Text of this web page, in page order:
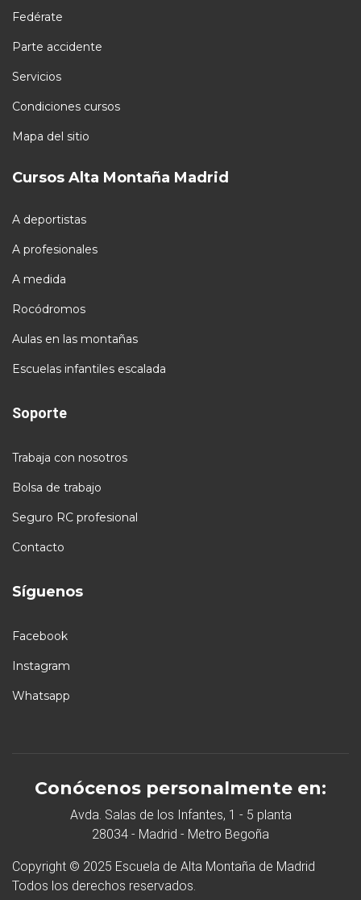
Fedérate
Parte accidente
Servicios
Condiciones cursos
Mapa del sitio
Cursos Alta Montaña Madrid
A deportistas
A profesionales
A medida
Rocódromos
Aulas en las montañas
Escuelas infantiles escalada
Soporte
Trabaja con nosotros
Bolsa de trabajo
Seguro RC profesional
Contacto
Síguenos
Facebook
Instagram
Whatsapp
Conócenos personalmente en:
Avda. Salas de los Infantes, 1 - 5 planta
28034 - Madrid - Metro Begoña
Copyright © 2025 Escuela de Alta Montaña de Madrid
Todos los derechos reservados.